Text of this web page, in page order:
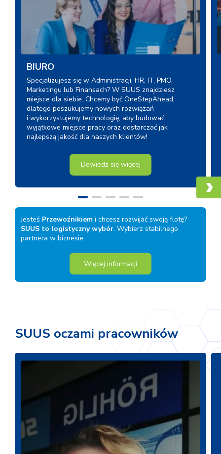
BIURO
Specjalizujesz się w Administracji, HR, IT, PMO,
Marketingu lub Finansach? W SUUS znajdziesz
miejsce dla siebie. Chcemy być OneStepAhead,
dlatego poszukujemy nowych rozwiązań
i wykorzystujemy technologię, aby budować
wyjątkowe miejsce pracy oraz dostarczać jak
najlepszą jakość dla naszych klientów!
Dowiedz się więcej
Jesteś Przewoźnikiemi chcesz rozwijać swoją flotę?
SUUS to logistyczny wybór. Wybierz stabilnego
partnera w biznesie.
Więcej informacji
SUUS oczami pracowników